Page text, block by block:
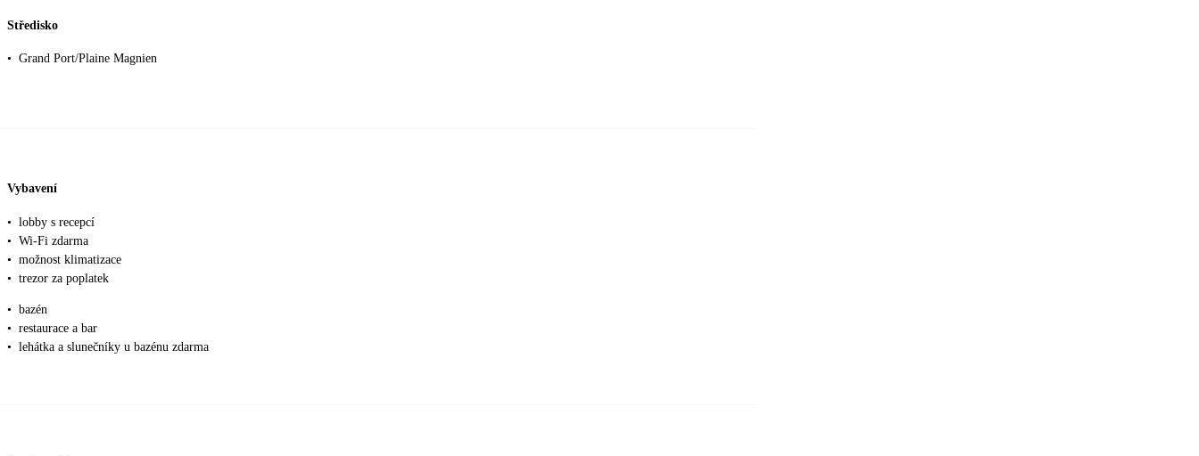
Středisko
• Grand Port/Plaine Magnien
Vybavení
• lobby s recepcí
• Wi-Fi zdarma
• možnost klimatizace
• trezor za poplatek
• bazén
• restaurace a bar
• lehátka a slunečníky u bazénu zdarma